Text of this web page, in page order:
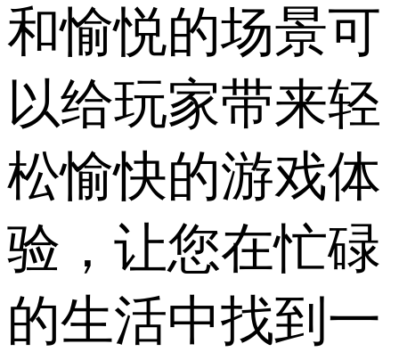
和愉悦的场景可
以给玩家带来轻
松愉快的游戏体
验，让您在忙碌
的生活中找到一